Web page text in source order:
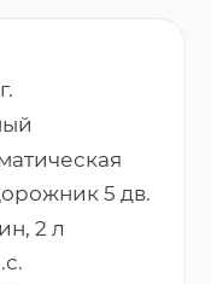
5 дв.
2 л